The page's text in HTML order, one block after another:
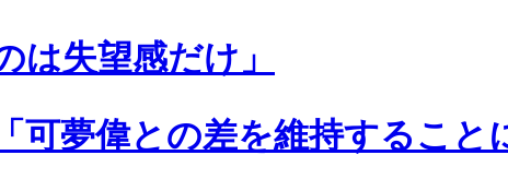
は失望感だけ」
可夢偉との差を維持すること